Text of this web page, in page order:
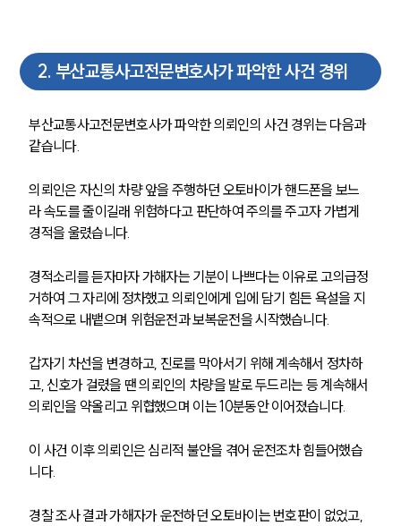
2. 부산교통사고전문변호사가 파악한 사건 경위
부산교통사고전문변호사가 파악한 의뢰인의 사건 경위는 다음과
같습니다.
의뢰인은 자신의 차량 앞을 주행하던 오토바이가 핸드폰을 보느
라 속도를 줄이길래 위험하다고 판단하여 주의를 주고자 가볍게
경적을 울렸습니다.
경적소리를 듣자마자 가해자는 기분이 나쁘다는 이유로 고의급정
거하여 그 자리에 정차했고 의뢰인에게 입에 담기 힘든 욕설을 지
속적으로 내뱉으며 위험운전과 보복운전을 시작했습니다.
갑자기 차선을 변경하고, 진로를 막아서기 위해 계속해서 정차하
고, 신호가 걸렸을 땐 의뢰인의 차량을 발로 두드리는 등 계속해서
의뢰인을 약올리고 위협했으며 이는 10분동안 이어졌습니다.
이 사건 이후 의뢰인은 심리적 불안을 겪어 운전조차 힘들어했습
니다.
경찰 조사 결과 가해자가 운전하던 오토바이는 번호판이 없었고,